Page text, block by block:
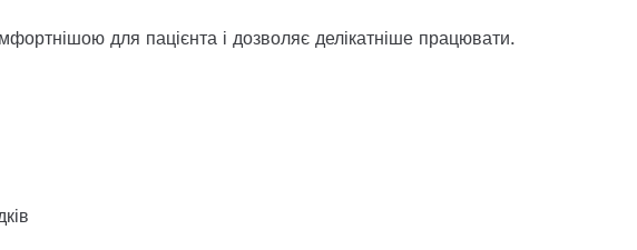
для пацієнта і дозволяє делікатніше працювати.